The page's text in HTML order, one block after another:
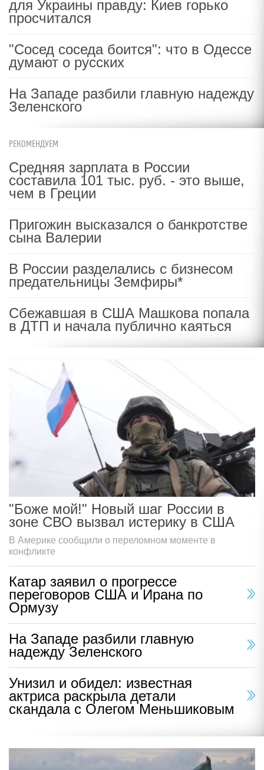
для Украины правду: Киев горько
просчитался
"Сосед соседа боится": что в Одессе
думают о русских
На Западе разбили главную надежду
Зеленского
РЕКОМЕНДУЕМ
Средняя зарплата в России
составила 101 тыс. руб. - это выше,
чем в Греции
Пригожин высказался о банкротстве
сына Валерии
В России разделались с бизнесом
предательницы Земфиры*
Сбежавшая в США Машкова попала
в ДТП и начала публично каяться
"Боже мой!" Новый шаг России в
зоне СВО вызвал истерику в США
В Америке сообщили о переломном моменте в
конфликте
Катар заявил о прогрессе
переговоров США и Ирана по
Ормузу
На Западе разбили главную
надежду Зеленского
Унизил и обидел: известная
актриса раскрыла детали
скандала с Олегом Меньшиковым